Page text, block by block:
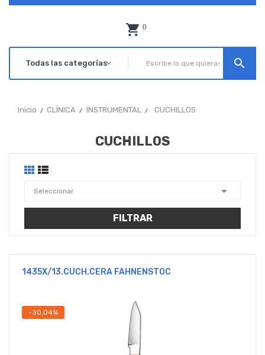
0
search
Inicio CLÍNICA INSTRUMENTAL CUCHILLOS
CUCHILLOS
Seleccionar 
FILTRAR
1435X/13.CUCH.CERA FAHNENSTOC
-30,04%